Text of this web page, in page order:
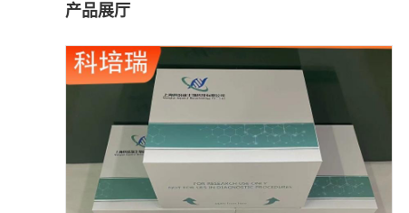
产品展厅